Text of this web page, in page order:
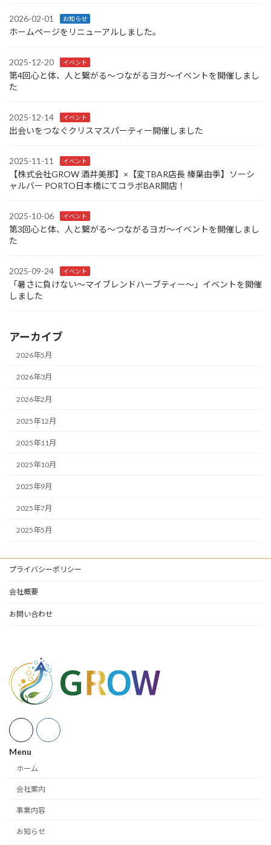
2026-02-01 お知らせ
ホームページをリニューアルしました。
2025-12-20 イベント
第4回心と体、人と繋がる〜つながるヨガ〜イベントを開催しまし
た
2025-12-14 イベント
出会いをつなぐクリスマスパーティー開催しました
2025-11-11 イベント
【株式会社GROW 酒井美那】×【変TBAR店長 榛葉由季】ソーシ
ャルバー PORTO日本橋にてコラボBAR開店！
2025-10-06 イベント
第3回心と体、人と繋がる〜つながるヨガ〜イベントを開催しまし
た
2025-09-24 イベント
「暑さに負けない～マイブレンドハーブティー～」イベントを開催
しました
アーカイブ
2026年5月
2026年3月
2026年2月
2025年12月
2025年11月
2025年10月
2025年9月
2025年7月
2025年5月
プライバシーポリシー
会社概要
お問い合わせ
Menu
ホーム
会社案内
事業内容
お知らせ